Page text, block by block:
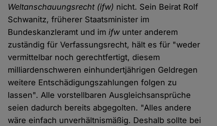
Weltanschauungsrecht (ifw) nicht. Sein Beirat Rolf
Schwanitz, früherer Staatsminister im
Bundeskanzleramt und imifwunter anderem
zuständig für Verfassungsrecht, hält es für "weder
vermittelbar noch gerechtfertigt, diesem
milliardenschweren einhundertjährigen Geldregen
weitere Entschädigungszahlungen folgen zu
lassen". Alle vorstellbaren Ausgleichsansprüche
seien dadurch bereits abgegolten. "Alles andere
wäre einfach unverhältnismäßig. Deshalb sollte bei